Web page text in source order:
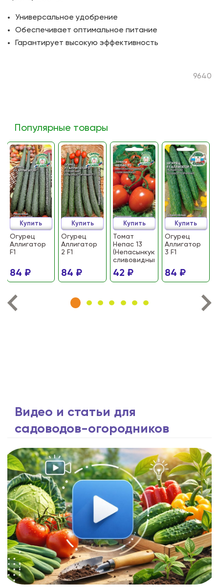
Универсальное удобрение
Обеспечивает оптимальное питание
Гарантирует высокую эффективность
9640
Популярные товары
Огурец
Аллигатор
F1
84 ₽
Купить
Огурец
Аллигатор
2 F1
84 ₽
Купить
Томат
Непас 13
(Непасынкующийся
сливовидный)
42 ₽
Купить
Огурец
Аллигатор
3 F1
84 ₽
Купить
Видео и статьи для
садоводов-огородников